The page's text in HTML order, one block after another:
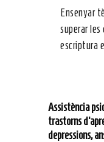
Ensenyar
superar
escriptura
Assistència
trastorns
depressions,